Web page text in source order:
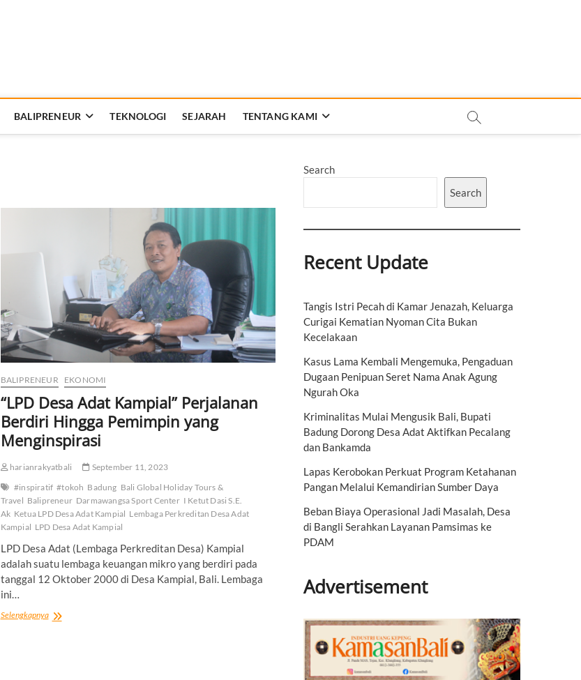
BALIPRENEUR TEKNOLOGI SEJARAH TENTANG KAMI
BALIPRENEUR EKONOMI
“LPD Desa Adat Kampial” Perjalanan
Berdiri Hingga Pemimpin yang
Menginspirasi
harianrakyatbali
September 11, 2023
#inspiratif #tokoh Badung Bali Global Holiday Tours &
Travel Balipreneur Darmawangsa Sport Center I Ketut Dasi S.E.
Ak Ketua LPD Desa Adat Kampial Lembaga Perkreditan Desa Adat
Kampial LPD Desa Adat Kampial
LPD Desa Adat (Lembaga Perkreditan Desa) Kampial
adalah suatu lembaga keuangan mikro yang berdiri pada
tanggal 12 Oktober 2000 di Desa Kampial, Bali. Lembaga
ini…
Selengkapnya“LPD
Search
Search
Recent Update
Tangis Istri Pecah di Kamar Jenazah, Keluarga
Curigai Kematian Nyoman Cita Bukan
Kecelakaan
Kasus Lama Kembali Mengemuka, Pengaduan
Dugaan Penipuan Seret Nama Anak Agung
Ngurah Oka
Kriminalitas Mulai Mengusik Bali, Bupati
Badung Dorong Desa Adat Aktifkan Pecalang
dan Bankamda
Lapas Kerobokan Perkuat Program Ketahanan
Pangan Melalui Kemandirian Sumber Daya
Beban Biaya Operasional Jadi Masalah, Desa
di Bangli Serahkan Layanan Pamsimas ke
PDAM
Advertisement